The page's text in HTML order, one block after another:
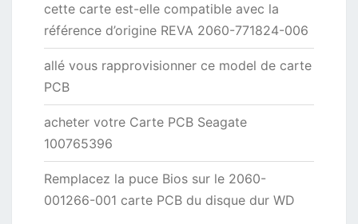
cette carte est-elle compatible avec la
référence d’origine REVA 2060-771824-006
allé vous rapprovisionner ce model de carte
PCB
acheter votre Carte PCB Seagate
100765396
Remplacez la puce Bios sur le 2060-
001266-001 carte PCB du disque dur WD